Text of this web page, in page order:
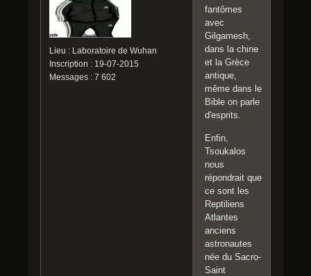
Lieu : Laboratoire de Wuhan
Inscription : 19-07-2015
Messages : 7 602
fantômes
avec
Gilgamesh,
dans la chine
et la Grèce
antique,
même dans le
Bible on parle
d'esprits.
Enfin,
Tsoukalos
nous
répondrait que
ce sont les
Reptiliens
Atlantes
anciens
astronautes
née du Sacro-
Saint